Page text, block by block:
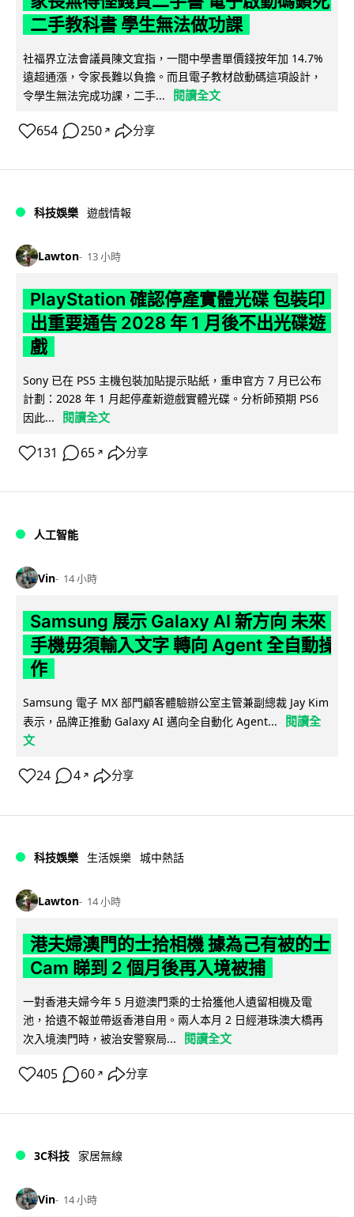
二手教科書 學生無法做功課
社福界立法會議員陳文宜指，一間中學書單價錢按年加 14.7%
遠超通漲，令家長難以負擔。而且電子教材啟動碼這項設計，
令學生無法完成功課，二手...
閱讀全文
654 250 ↗ 分享
科技娛樂 遊戲情報
Lawton 13 小時
PlayStation 確認停產實體光碟 包裝印
出重要通告 2028 年 1 月後不出光碟遊
戲
Sony 已在 PS5 主機包裝加貼提示貼紙，重申官方 7 月已公布
計劃：2028 年 1 月起停產新遊戲實體光碟。分析師預期 PS6
因此...
閱讀全文
131 65 ↗ 分享
人工智能
Vin 14 小時
Samsung 展示 Galaxy AI 新方向 未來
手機毋須輸入文字 轉向 Agent 全自動操
作
Samsung 電子 MX 部門顧客體驗辦公室主管兼副總裁 Jay Kim
表示，品牌正推動 Galaxy AI 邁向全自動化 Agent...
閱讀全
文
24 4 ↗ 分享
科技娛樂 生活娛樂 城中熱話
Lawton 14 小時
港夫婦澳門的士拾相機 據為己有被的士
Cam 睇到 2 個月後再入境被捕
一對香港夫婦今年 5 月遊澳門乘的士拾獲他人遺留相機及電
池，拾遺不報並帶返香港自用。兩人本月 2 日經港珠澳大橋再
次入境澳門時，被治安警察局...
閱讀全文
405 60 ↗ 分享
3C科技 家居無線
Vin 14 小時